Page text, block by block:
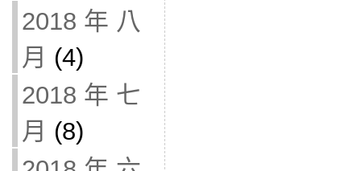
2018 年 八
月 (4)
2018 年 七
月 (8)